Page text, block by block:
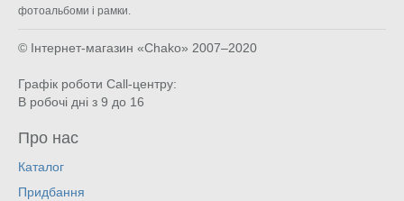
фотоальбоми і рамки.
© Інтернет-магазин «Chako» 2007–2020
Графік роботи Call-центру:
В робочі дні з 9 до 16
Про нас
Каталог
Придбання